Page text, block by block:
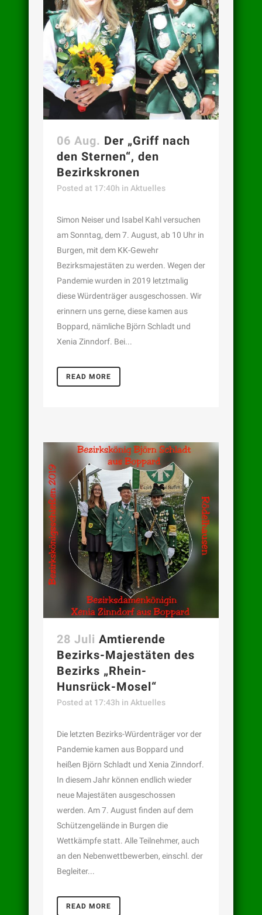
06 Aug. Der „Griff nach
den Sternen“, den
Bezirkskronen
Posted at 17:40h in Aktuelles
Simon Neiser und Isabel Kahl versuchen
am Sonntag, dem 7. August, ab 10 Uhr in
Burgen, mit dem KK-Gewehr
Bezirksmajestäten zu werden. Wegen der
Pandemie wurden in 2019 letztmalig
diese Würdenträger ausgeschossen. Wir
erinnern uns gerne, diese kamen aus
Boppard, nämliche Björn Schladt und
Xenia Zinndorf. Bei...
READ MORE
28 Juli Amtierende
Bezirks-Majestäten des
Bezirks „Rhein-
Hunsrück-Mosel“
Posted at 17:43h in Aktuelles
Die letzten Bezirks-Würdenträger vor der
Pandemie kamen aus Boppard und
heißen Björn Schladt und Xenia Zinndorf.
In diesem Jahr können endlich wieder
neue Majestäten ausgeschossen
werden. Am 7. August finden auf dem
Schützengelände in Burgen die
Wettkämpfe statt. Alle Teilnehmer, auch
an den Nebenwettbewerben, einschl. der
Begleiter...
READ MORE